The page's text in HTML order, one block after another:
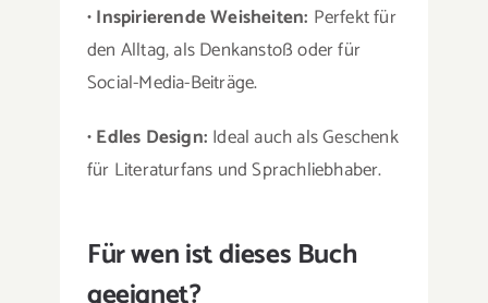
•Inspirierende Weisheiten: Perfekt für
den Alltag, als Denkanstoß oder für
Social-Media-Beiträge.
•Edles Design: Ideal auch als Geschenk
für Literaturfans und Sprachliebhaber.
Für wen ist dieses Buch